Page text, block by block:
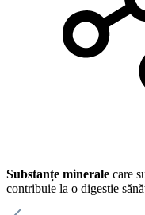
Substanțe minerale care
contribuie la o digestie